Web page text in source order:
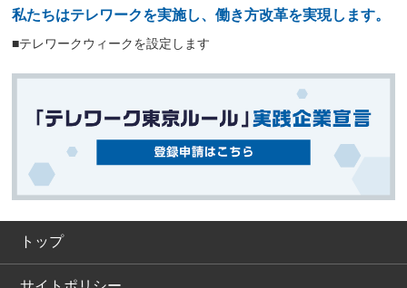
私たちはテレワークを実施し、働き方改革を実現します。
■テレワークウィークを設定します
トップ